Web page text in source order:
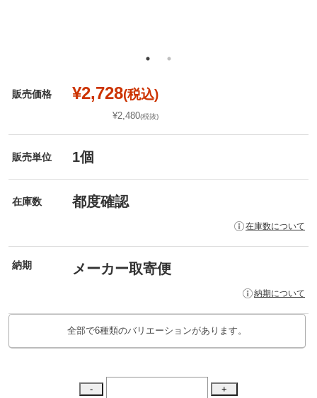
販売価格 ¥2,728(税込)
¥2,480(税抜)
販売単位 1個
在庫数 都度確認
在庫数について
納期 メーカー取寄便
納期について
全部で6種類のバリエーションがあります。